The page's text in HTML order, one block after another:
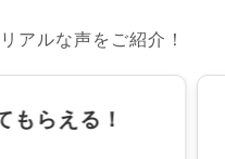
アルな声をご紹介！
もらえる！